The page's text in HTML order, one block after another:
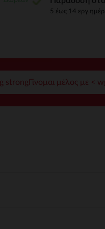
σας 5 έως 14
strongΓίνομαι μέλος με <